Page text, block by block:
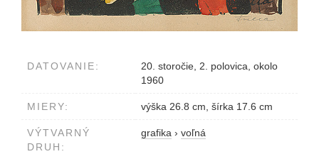
DATOVANIE:
20. storočie, 2. polovica, okolo
1960
MIERY: výška 26.8 cm, šírka 17.6 cm
VÝTVARNÝ
DRUH:
grafika › voľná